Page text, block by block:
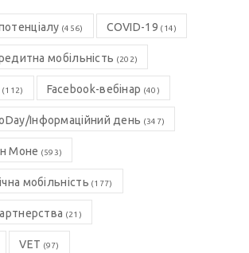
(456) COVID-19 (14)
мобільність (202)
(112) Facebook-вебінар (40)
Інформаційний день (347)
Моне (593)
мобільність (177)
(21)
VET (97)